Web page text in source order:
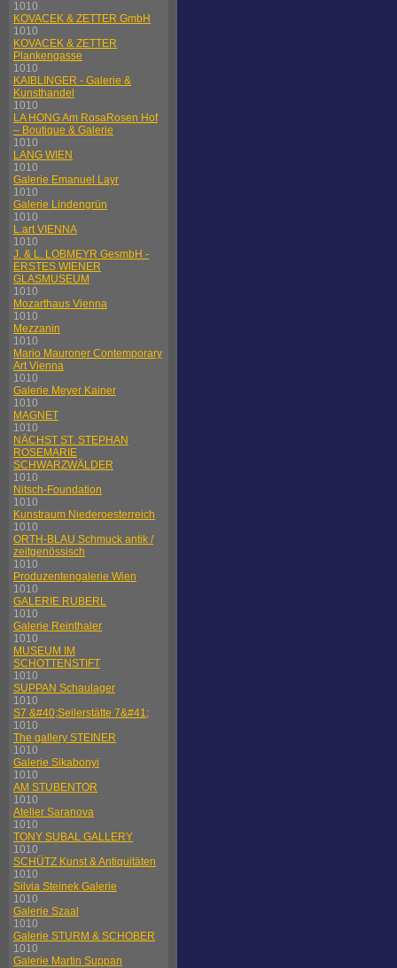
1010
KOVACEK & ZETTER GmbH
1010
KOVACEK & ZETTER
Plankengasse
1010
KAIBLINGER - Galerie &
Kunsthandel
1010
LA HONG Am RosaRosen Hof
– Boutique & Galerie
1010
LANG WIEN
1010
Galerie Emanuel Layr
1010
Galerie Lindengrün
1010
L.art VIENNA
1010
J. & L. LOBMEYR GesmbH -
ERSTES WIENER
GLASMUSEUM
1010
Mozarthaus Vienna
1010
Mezzanin
1010
Mario Mauroner Contemporary
Art Vienna
1010
Galerie Meyer Kainer
1010
MAGNET
1010
NÄCHST ST. STEPHAN
ROSEMARIE
SCHWARZWÄLDER
1010
Nitsch-Foundation
1010
Kunstraum Niederoesterreich
1010
ORTH-BLAU Schmuck antik /
zeitgenössisch
1010
Produzentengalerie Wien
1010
GALERIE RUBERL
1010
Galerie Reinthaler
1010
MUSEUM IM
SCHOTTENSTIFT
1010
SUPPAN Schaulager
1010
S7 &#40;Seilerstätte 7&#41;
1010
The gallery STEINER
1010
Galerie Sikabonyi
1010
AM STUBENTOR
1010
Atelier Saranova
1010
TONY SUBAL GALLERY
1010
SCHÜTZ Kunst & Antiquitäten
1010
Silvia Steinek Galerie
1010
Galerie Szaal
1010
Galerie STURM & SCHOBER
1010
Galerie Martin Suppan